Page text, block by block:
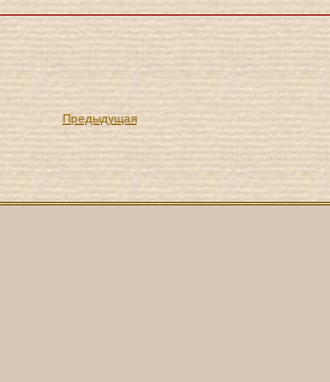
Предыдущая